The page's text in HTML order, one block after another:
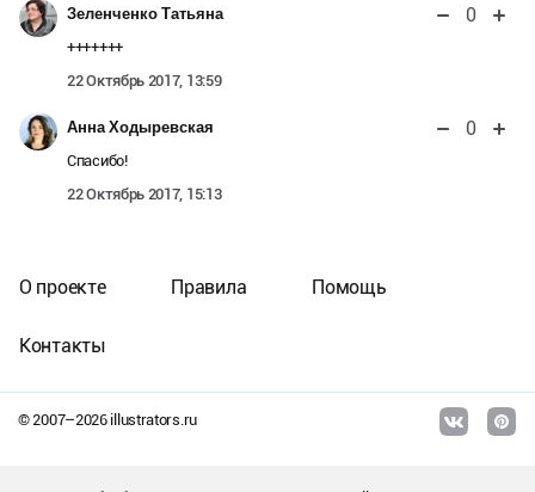
Зеленченко Татьяна 0
+++++++
22 Октябрь 2017, 13:59
Анна Ходыревская 0
Спасибо!
22 Октябрь 2017, 15:13
© 2007–2026illustrators.ru
О проекте Правила Помощь
Контакты